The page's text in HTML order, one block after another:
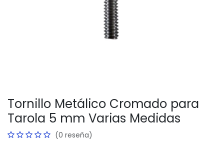
Tornillo Metálico Cromado para
Tarola 5 mm Varias Medidas
(0 reseña)